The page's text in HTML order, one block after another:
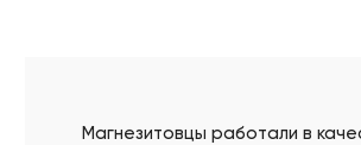
Магнезитовцы работали в